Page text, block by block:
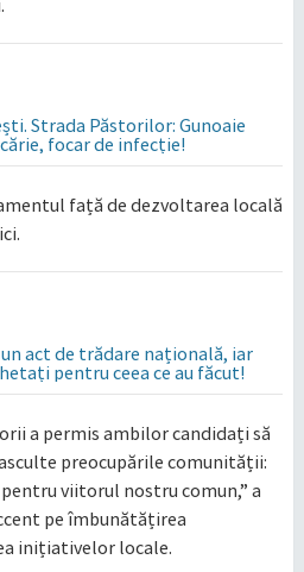
Strada Păstorilor: Gunoaie
focar de infecție!
față de dezvoltarea locală
act de trădare națională, iar
pentru ceea ce au făcut!
a permis ambilor candidați să
preocupările comunității:
pentru viitorul nostru comun,” a
pe îmbunătățirea
inițiativelor locale.